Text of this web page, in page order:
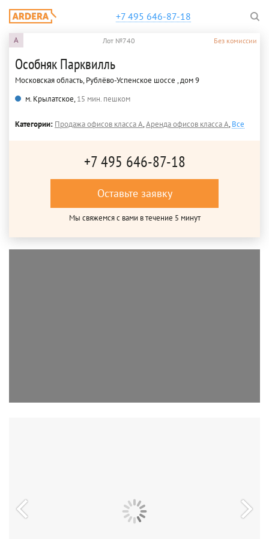
+7 495 646-87-18
A Лот №740 Без комиссии
Особняк Парквилль
Московская область, Рублёво-Успенское шоссе , дом 9
м. Крылатское,15 мин. пешком
Категории: Продажа офисов класса A,Аренда офисов класса A,Все
+7 495 646-87-18
Оставьте заявку
Мы свяжемся с вами в течение 5 минут